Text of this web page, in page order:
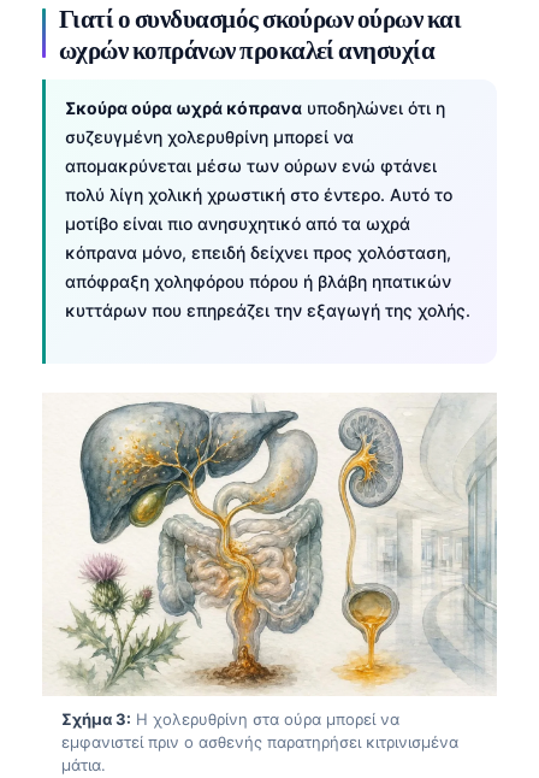
Γιατί ο συνδυασμός σκούρων ούρων και
ωχρών κοπράνων προκαλεί ανησυχία
Σκούρα ούρα ωχρά κόπρανα υποδηλώνει ότι η
συζευγμένη χολερυθρίνη μπορεί να
απομακρύνεται μέσω των ούρων ενώ φτάνει
πολύ λίγη χολική χρωστική στο έντερο. Αυτό το
μοτίβο είναι πιο ανησυχητικό από τα ωχρά
κόπρανα μόνο, επειδή δείχνει προς χολόσταση,
απόφραξη χοληφόρου πόρου ή βλάβη ηπατικών
κυττάρων που επηρεάζει την εξαγωγή της χολής.
Σχήμα 3: Η χολερυθρίνη στα ούρα μπορεί να
εμφανιστεί πριν ο ασθενής παρατηρήσει κιτρινισμένα
μάτια.